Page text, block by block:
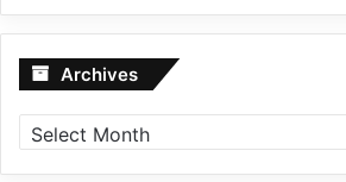
Archives Archives